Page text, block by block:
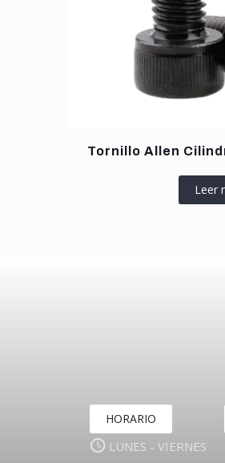
Tornillo Allen
Leer
HORARIO
LUNES - VIERNES